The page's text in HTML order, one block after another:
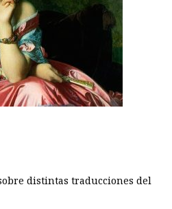
distintas traducciones del